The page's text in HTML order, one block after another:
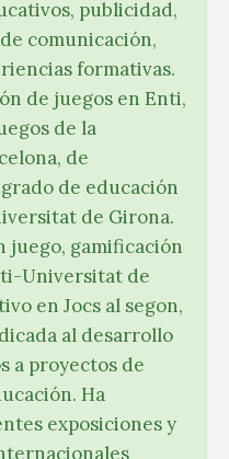
publicidad,
comunicación,
formativas.
de juegos en Enti,
de la
de
de educación
de Girona.
juego, gamificación
Universitat de
en Jocs al segon,
al desarrollo
a proyectos de
Ha
exposiciones y